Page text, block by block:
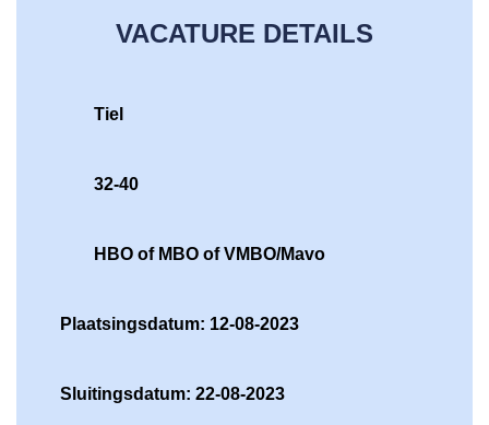
VACATURE DETAILS
Tiel
32-40
HBO of MBO of VMBO/Mavo
Plaatsingsdatum: 12-08-2023
Sluitingsdatum: 22-08-2023